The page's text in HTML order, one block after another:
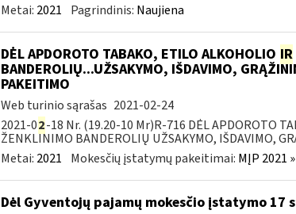
Metai: 2021 Pagrindinis: Naujiena
DĖL APDOROTO TABAKO, ETILO ALKOHOLIO IR
BANDEROLIŲ...UŽSAKYMO, IŠDAVIMO,
PAKEITIMO
Web turinio sąrašas 2021-02-24
2021-02-18 Nr. (19.20-10 Mr)R-716 DĖL APDOROTO
ŽENKLINIMO BANDEROLIŲ UŽSAKYMO, IŠDAVIMO,
Metai: 2021 Mokesčių įstatymų pakeitimai: MĮP 2021
Dėl Gyventojų pajamų mokesčio įstatymo 17